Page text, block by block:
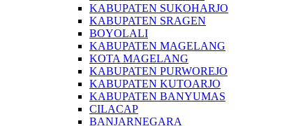
KABUPATEN SUKOHARJO
KABUPATEN SRAGEN
BOYOLALI
KABUPATEN MAGELANG
KOTA MAGELANG
KABUPATEN PURWOREJO
KABUPATEN KUTOARJO
KABUPATEN BANYUMAS
CILACAP
BANJARNEGARA